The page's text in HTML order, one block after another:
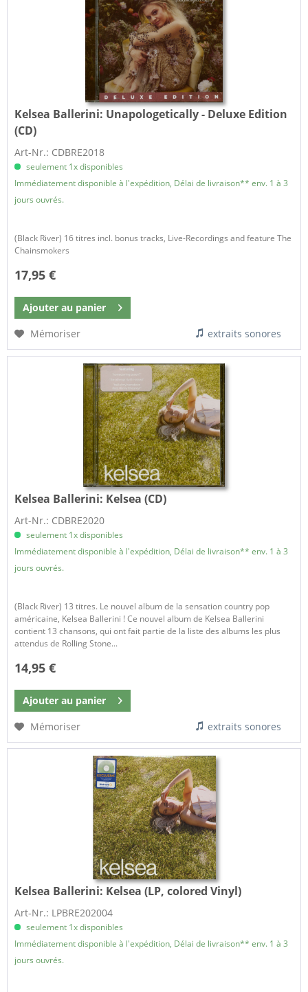
Kelsea Ballerini: Unapologetically - Deluxe Edition
(CD)
Art-Nr.: CDBRE2018
seulement 1x disponibles
Immédiatement disponible à l'expédition, Délai de livraison** env. 1 à 3
jours ouvrés.
(Black River) 16 titres incl. bonus tracks, Live-Recordings and feature The
Chainsmokers
17,95 €
Ajouter au panier
Mémoriser
extraits sonores
Kelsea Ballerini: Kelsea (CD)
Art-Nr.: CDBRE2020
seulement 1x disponibles
Immédiatement disponible à l'expédition, Délai de livraison** env. 1 à 3
jours ouvrés.
(Black River) 13 titres. Le nouvel album de la sensation country pop
américaine, Kelsea Ballerini ! Ce nouvel album de Kelsea Ballerini
contient 13 chansons, qui ont fait partie de la liste des albums les plus
attendus de Rolling Stone...
14,95 €
Ajouter au panier
Mémoriser
extraits sonores
Kelsea Ballerini: Kelsea (LP, colored Vinyl)
Art-Nr.: LPBRE202004
seulement 1x disponibles
Immédiatement disponible à l'expédition, Délai de livraison** env. 1 à 3
jours ouvrés.